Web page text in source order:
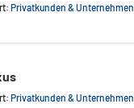
Privatkunden & Unternehmen
Privatkunden & Unternehmen